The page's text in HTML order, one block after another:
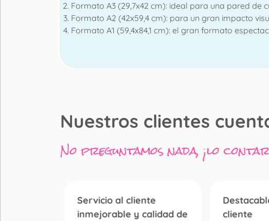
Formato A3 (29,7x42 cm): ideal para una pared de
Formato A2 (42x59,4 cm): para un gran impacto
Formato A1 (59,4x84,1 cm): el gran formato
Nuestros clientes
No preguntamos nada, ¡lo
Servicio al cliente
inmejorable y calidad de
cliente